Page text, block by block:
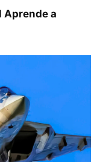
Aprende a